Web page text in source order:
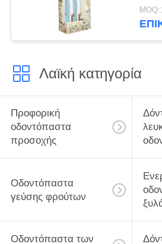
Λαϊκή κατηγορία
Προφορική
οδοντόπαστα
προσοχής
Οδοντόπαστα
γεύσης φρούτων
Οδοντόπαστα των